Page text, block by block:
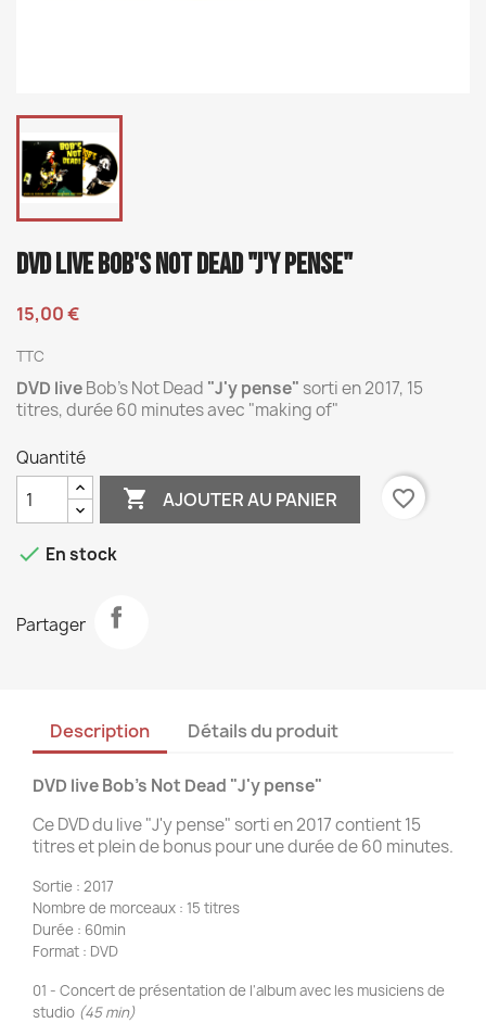
DVD LIVE BOB'S NOT DEAD "J'Y PENSE"
15,00 €
TTC
DVD liveBob's Not Dead "J'y pense" sorti en 2017, 15
titres, durée 60 minutes avec "making of"
Quantité
 AJOUTER AU PANIER favorite_border
 En stock
Partager
Description Détails du produit
DVD live Bob's Not Dead "J'y pense"
Ce DVD du live "J'y pense" sorti en 2017 contient 15
titres et plein de bonus pour une durée de 60 minutes.
Sortie : 2017
Nombre de morceaux : 15 titres
Durée : 60min
Format : DVD
01 - Concert de présentation de l'album avec les musiciens de
studio (45 min)